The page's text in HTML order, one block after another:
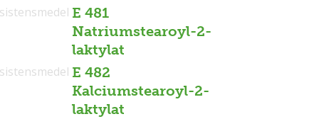
E 481
Natriumstearoyl-2-
laktylat
E 482
Kalciumstearoyl-2-
laktylat